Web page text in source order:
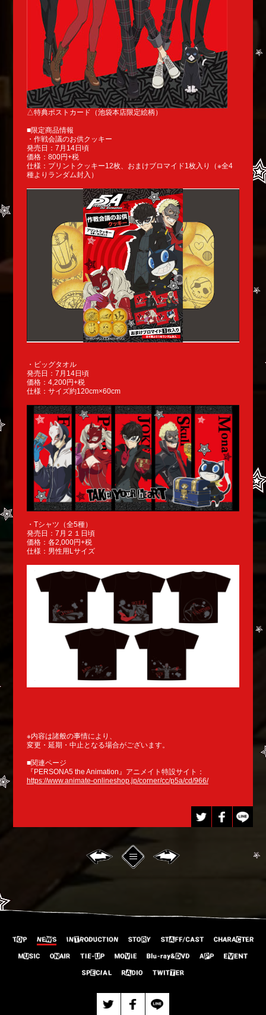
△特典ポストカード（池袋本店限定絵柄）
■限定商品情報
・作戦会議のお供クッキー
発売日：7月14日頃
価格：800円+税
仕様：プリントクッキー12枚、おまけブロマイド1枚入り（※全4
種よりランダム封入）
・ビッグタオル
発売日：7月14日頃
価格：4,200円+税
仕様：サイズ約120cm×60cm
・Tシャツ（全5種）
発売日：7月２１日頃
価格：各2,000円+税
仕様：男性用Lサイズ
※内容は諸般の事情により、
変更・延期・中止となる場合がございます。
■関連ページ
『PERSONA5 the Animation』アニメイト特設サイト：
https://www.animate-onlineshop.jp/corner/cc/p5a/cd/966/